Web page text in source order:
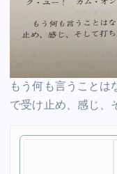
もう何も言うことは
で受け止め、感じ、